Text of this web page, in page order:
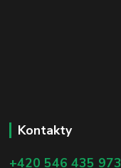
Kontakty
+420 546 435 973